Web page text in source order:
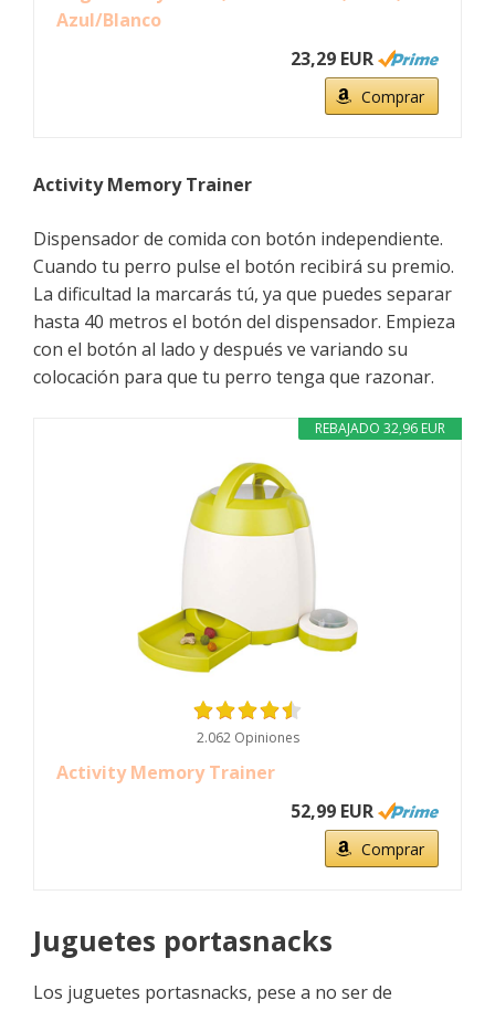
Azul/Blanco
23,29 EUR
Comprar
Activity Memory Trainer
Dispensador de comida con botón independiente.
Cuando tu perro pulse el botón recibirá su premio.
La dificultad la marcarás tú, ya que puedes separar
hasta 40 metros el botón del dispensador. Empieza
con el botón al lado y después ve variando su
colocación para que tu perro tenga que razonar.
REBAJADO 32,96 EUR
2.062 Opiniones
Activity Memory Trainer
52,99 EUR
Comprar
Juguetes portasnacks
Los juguetes portasnacks, pese a no ser de